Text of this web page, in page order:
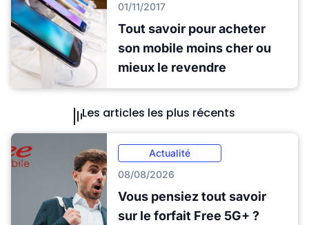
01/11/2017
Tout savoir pour acheter
son mobile moins cher ou
mieux le revendre
Les articles les plus récents
Actualité
08/08/2026
Vous pensiez tout savoir
sur le forfait Free 5G+ ?